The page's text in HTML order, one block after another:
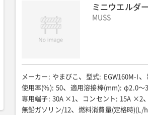
ミニウエルダ
MUSS
メーカー : やまびこ 型式: EGW160M-I
使用率(%): 50 適用溶接棒(mm): φ2.0〜
専用端子: 30A ×1 コンセント : 15A ×2
無鉛ガソリン/12
燃料消費量(定格時)(L/